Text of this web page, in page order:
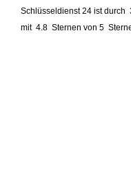
Schlüsseldienst 24 ist durch
mit 4.8 Sternen von 5